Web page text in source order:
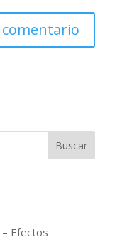
Buscar
– Efectos